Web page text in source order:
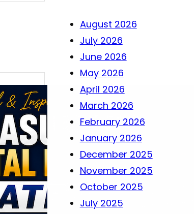
August 2026
July 2026
June 2026
May 2026
April 2026
March 2026
February 2026
January 2026
December 2025
November 2025
October 2025
July 2025